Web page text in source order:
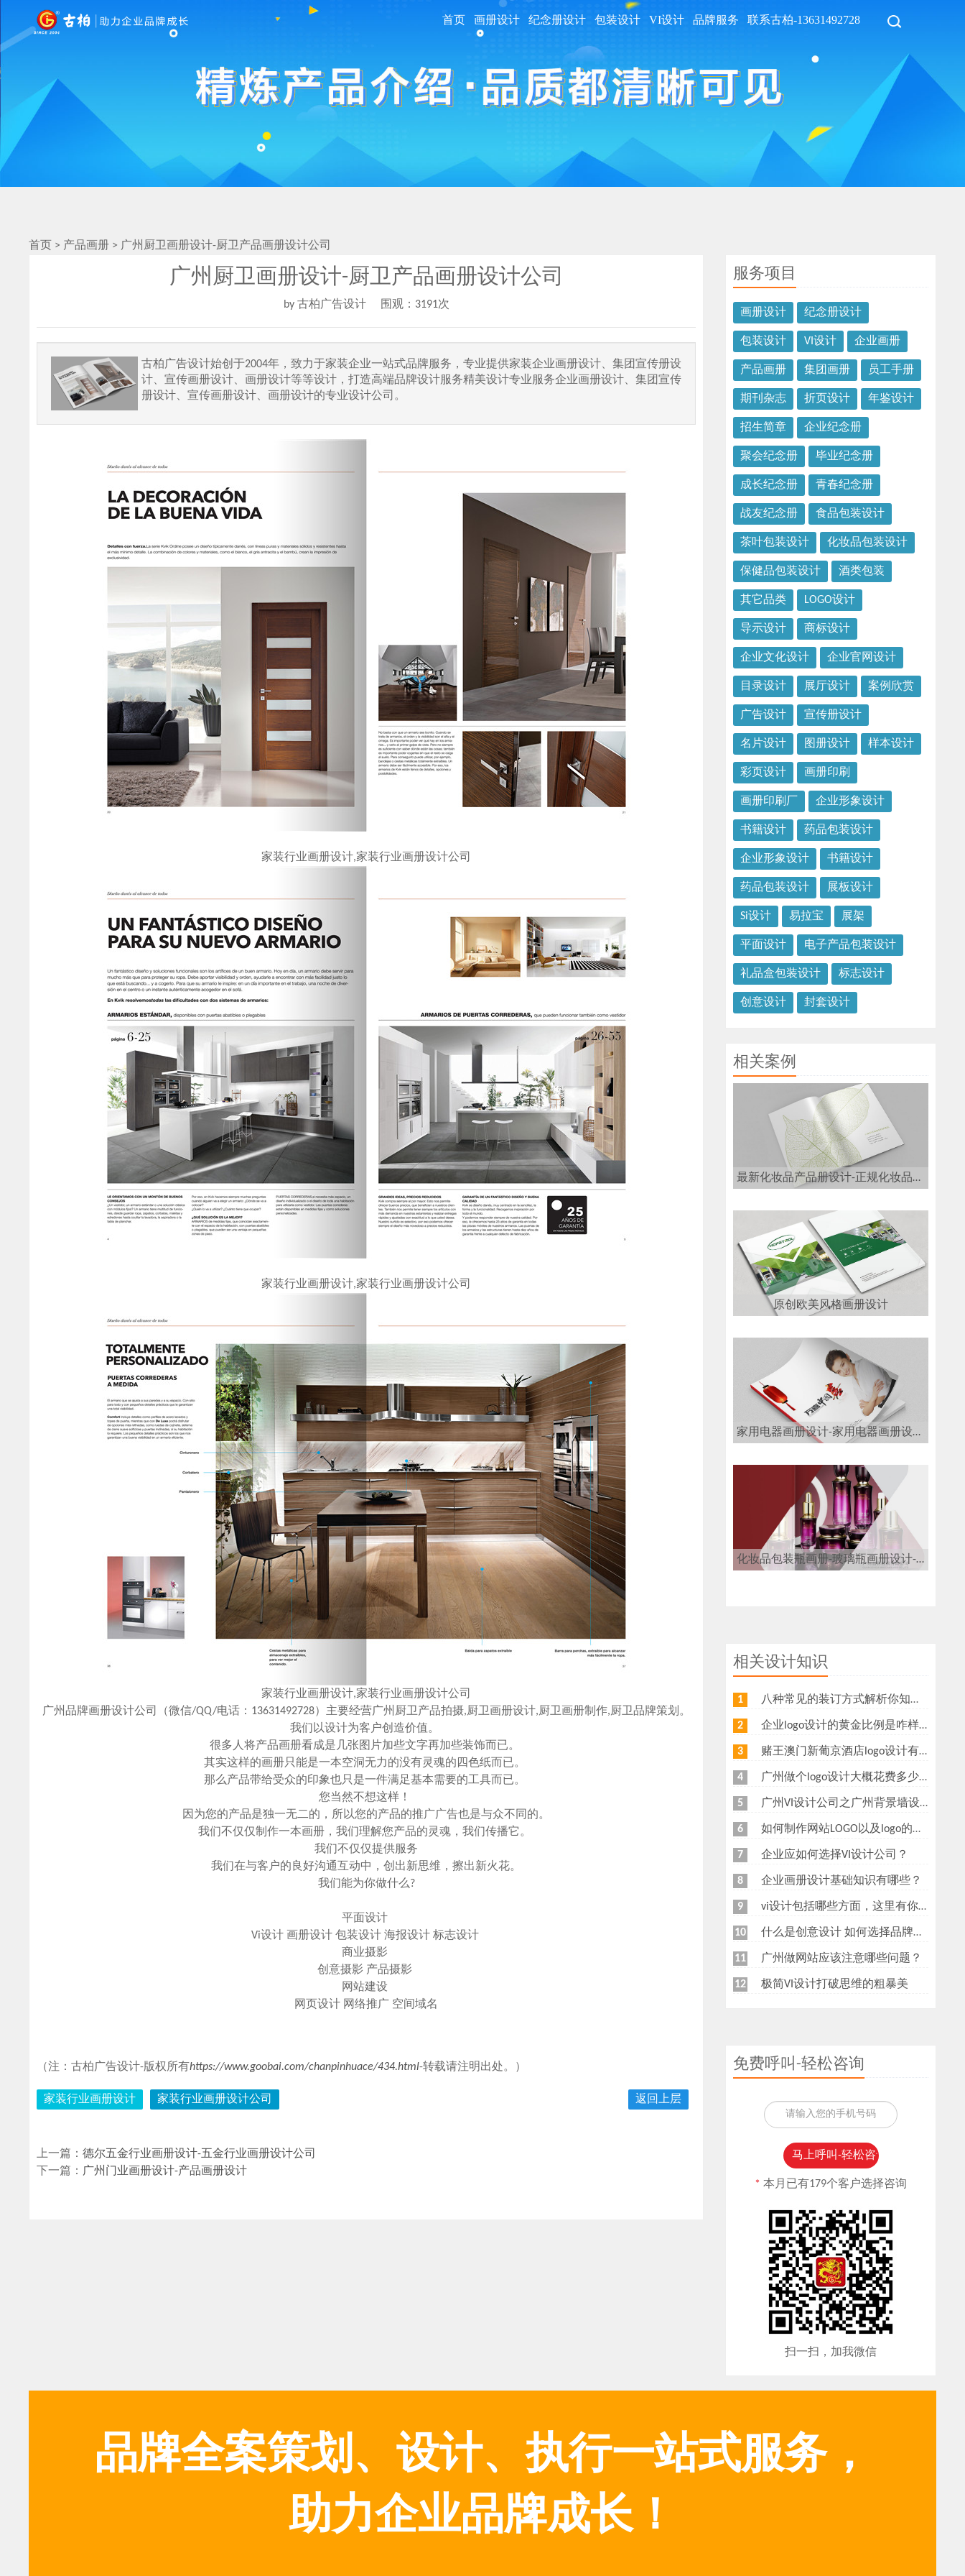
首页 画册设计 纪念册设计 包装设计 VI设计 品牌服务 联系古柏-13631492728
首页 > 产品画册 > 广州厨卫画册设计-厨卫产品画册设计公司
广州厨卫画册设计-厨卫产品画册设计公司
by 古柏广告设计 围观：3191次
古柏广告设计始创于2004年，致力于家装企业一站式品牌服务，专业提供家装企业画册设计、集团宣传册设
计、宣传画册设计、画册设计等等设计，打造高端品牌设计服务精美设计专业服务企业画册设计、集团宣传
册设计、宣传画册设计、画册设计的专业设计公司。
家装行业画册设计,家装行业画册设计公司
家装行业画册设计,家装行业画册设计公司
家装行业画册设计,家装行业画册设计公司
广州品牌画册设计公司（微信/QQ/电话：13631492728）主要经营广州厨卫产品拍摄,厨卫画册设计,厨卫画册制作,厨卫品牌策划。
我们以设计为客户创造价值。
很多人将产品画册看成是几张图片加些文字再加些装饰而已。
其实这样的画册只能是一本空洞无力的没有灵魂的四色纸而已。
那么产品带给受众的印象也只是一件满足基本需要的工具而已。
您当然不想这样！
因为您的产品是独一无二的，所以您的产品的推广广告也是与众不同的。
我们不仅仅制作一本画册，我们理解您产品的灵魂，我们传播它。
我们不仅仅提供服务
我们在与客户的良好沟通互动中，创出新思维，擦出新火花。
我们能为你做什么?
平面设计
Vi设计 画册设计 包装设计 海报设计 标志设计
商业摄影
创意摄影 产品摄影
网站建设
网页设计 网络推广 空间域名
（注：古柏广告设计-版权所有https://www.goobai.com/chanpinhuace/434.html-转载请注明出处。）
家装行业画册设计 家装行业画册设计公司 返回上层
上一篇：德尔五金行业画册设计-五金行业画册设计公司
下一篇： 广州门业画册设计-产品画册设计
服务项目
画册设计 纪念册设计
包装设计 VI设计 企业画册
产品画册 集团画册 员工手册
期刊杂志 折页设计 年鉴设计
招生简章 企业纪念册
聚会纪念册 毕业纪念册
成长纪念册 青春纪念册
战友纪念册 食品包装设计
茶叶包装设计 化妆品包装设计
保健品包装设计 酒类包装
其它品类 LOGO设计
导示设计 商标设计
企业文化设计 企业官网设计
目录设计 展厅设计 案例欣赏
广告设计 宣传册设计
名片设计 图册设计 样本设计
彩页设计 画册印刷
画册印刷厂 企业形象设计
书籍设计 药品包装设计
企业形象设计 书籍设计
药品包装设计 展板设计
Si设计 易拉宝 展架
平面设计 电子产品包装设计
礼品盒包装设计 标志设计
创意设计 封套设计
相关案例
最新化妆品产品册设计-正规化妆品画册设计公司
原创欧美风格画册设计
家用电器画册设计-家用电器画册设计公司
化妆品包装瓶画册-玻璃瓶画册设计-玻璃瓶画册设计公司
相关设计知识
1 八种常见的装订方式解析你知道几种？画册装订方式指南
2 企业logo设计的黄金比例是咋样？
3 赌王澳门新葡京酒店logo设计有什么意义？为什么新葡京酒店logo要做金色主调？
4 广州做个logo设计大概花费多少钱
5 广州VI设计公司之广州背景墙设计多少钱？广州形象墙制作公司怎么收费？
6 如何制作网站LOGO以及logo的重要性
7 企业应如何选择VI设计公司？
8 企业画册设计基础知识有哪些？
9 vi设计包括哪些方面，这里有你想知道的
10 什么是创意设计 如何选择品牌创意设计公司
11 广州做网站应该注意哪些问题？
12 极简VI设计打破思维的粗暴美
免费呼叫-轻松咨询
*本月已有179个客户选择咨询
扫一扫，加我微信
品牌全案策划、设计、执行一站式服务，
助力企业品牌成长！